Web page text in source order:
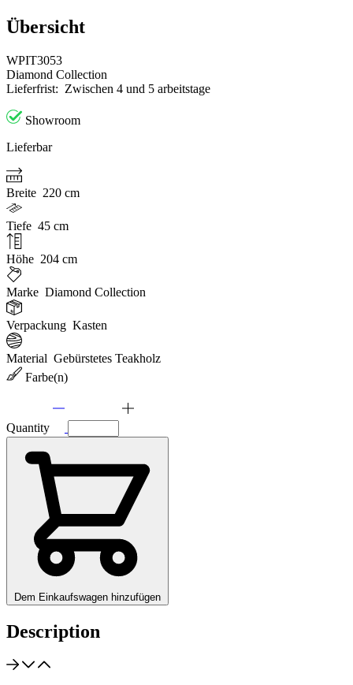
Übersicht
WPIT3053
Diamond Collection
Lieferfrist: Zwischen 4 und 5 arbeitstage
Showroom
Lieferbar
Breite 220 cm
Tiefe 45 cm
Höhe 204 cm
Marke Diamond Collection
Verpackung Kasten
Material Gebürstetes Teakholz
Farbe(n)
Quantity
Dem Einkaufswagen hinzufügen
Description